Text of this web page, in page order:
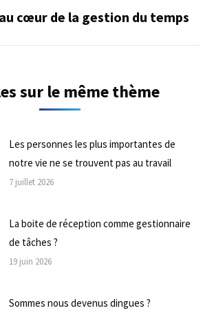
Onglet
cœur de la gestion du temps
sur le même thème
Les personnes les plus importantes de
notre vie ne se trouvent pas au travail
7 juillet 2026
La boite de réception comme gestionnaire
de tâches ?
19 juin 2026
Sommes nous devenus dingues ?